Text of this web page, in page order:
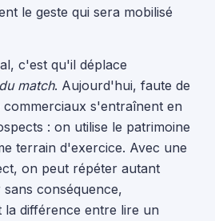
le geste qui sera mobilisé
c'est qu'il déplace
match. Aujourd'hui, faute de
s'entraînent en
: on utilise le patrimoine
terrain d'exercice. Avec une
on peut répéter autant
conséquence,
différence entre lire un